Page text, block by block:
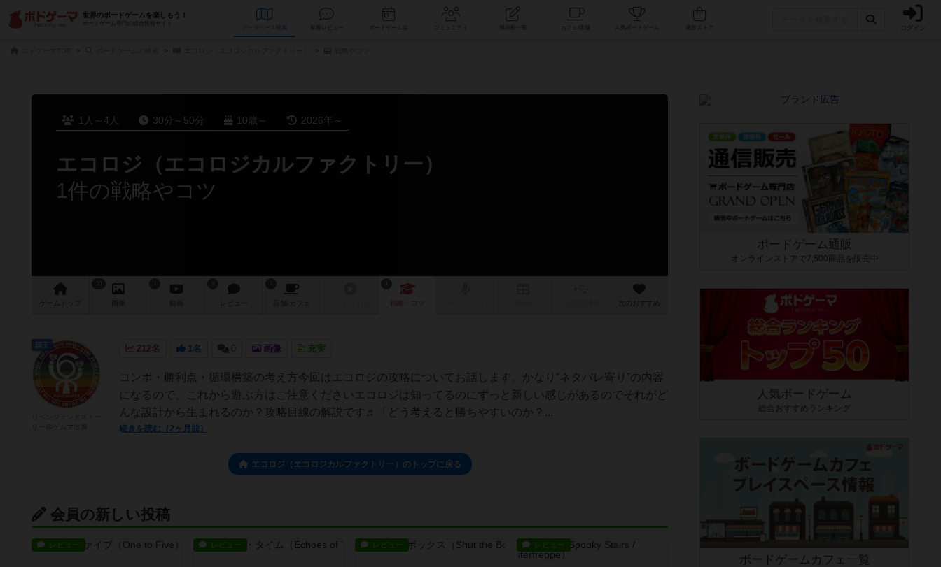
世界のボードゲームを楽しもう！
ボードゲーム専門の総合情報サイト
データベース コミュニティ 人気ボードゲーム ログイン
1人～4人 30分～50分 10歳～ 2026年～
エコロジ（エコロジカルファクトリー）
1件の戦略やコツ
ゲーム 画像 レビュー 店舗/ カフェ 戦略 ・コツ 次のおすすめ
212名 1名 0 画像 充実
コンボ・勝利点・循環構築の考え方今回はエコロジの攻略についてお話します。かなり“ネタバレ寄り”の内容
になるので、これから遊ぶ方はご注意くださいエコロジは知ってるのにずっと新しい感じがあるのでそれがど
んな設計から生まれるのか？攻略目線の解説です♬「どう考えると勝ちやすいのか？...
続きを読む（2ヶ月前）
国王
エコロジ（エコロジカルファクトリー）のトップに戻る
会員の新しい投稿
レビュー レビュー レビュー レビュー
ボードゲーム通販
オンラインストアで7,500商品を販売中
人気ボードゲーム
総合おすすめランキング
ボードゲームカフェ一覧